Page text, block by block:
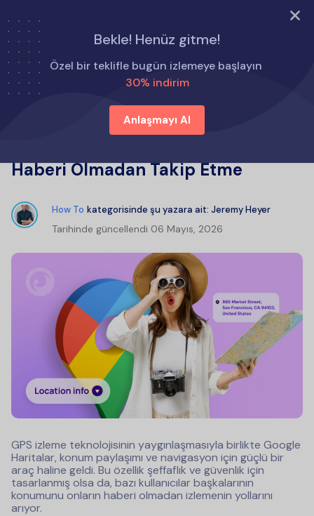
ŞİMDİ DENE
Bekle! Henüz gitme!
Özel bir teklifle bugün izlemeye başlayın
30% indirim
Anlaşmayı Al
Ana Sayfa
Nasıl Yapılır
Google Haritalar'da Birini Onun Haberi Olmadan Takip
Etme
Haberi Olmadan Takip Etme
How To kategorisinde şu yazara ait: Jeremy Heyer
Tarihinde güncellendi 06 Mayıs, 2026
GPS izleme teknolojisinin yaygınlaşmasıyla birlikte Google
Haritalar, konum paylaşımı ve navigasyon için güçlü bir
araç haline geldi. Bu özellik şeffaflık ve güvenlik için
tasarlanmış olsa da, bazı kullanıcılar başkalarının
konumunu onların haberi olmadan izlemenin yollarını
arıyor.